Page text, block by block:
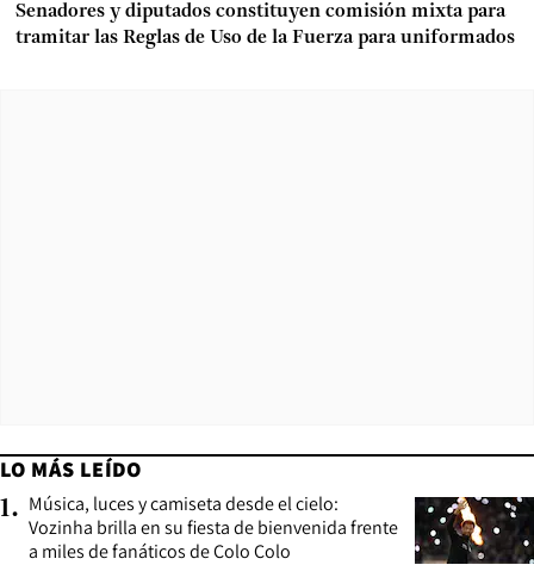
Senadores y diputados constituyen comisión mixta para
tramitar las Reglas de Uso de la Fuerza para uniformados
LO MÁS LEÍDO
1. Música, luces y camiseta desde el cielo:
Vozinha brilla en su fiesta de bienvenida frente
a miles de fanáticos de Colo Colo